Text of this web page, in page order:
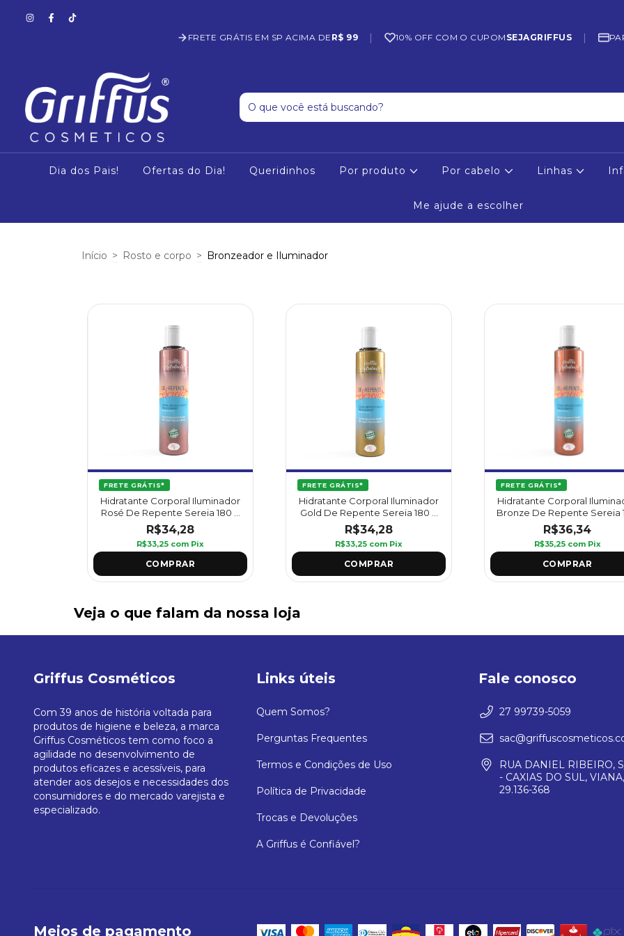
FRETE GRÁTIS EM SP ACIMA DE R$ 99 | 10% OFF COM O CUPOM SEJAGRIFFUS |
Dia dos Pais! Ofertas do Dia! Queridinhos Por produto Por cabelo Linhas
Me ajude a escolher
Início > Rosto e corpo > Bronzeador e Iluminador
FRETE GRÁTIS*
Hidratante Corporal Iluminador
Rosé De Repente Sereia 180 g
- Griffus
R$34,28
R$33,25 com Pix
FRETE GRÁTIS*
Hidratante Corporal Iluminador
Gold De Repente Sereia 180 g
- Griffus
R$34,28
R$33,25 com Pix
FRETE GRÁTIS*
Hidratante Corporal
Bronze De Repente Sereia
g - Griffus
R$36,34
R$35,25 com Pix
Veja o que falam da nossa loja
Griffus Cosméticos
Com 39 anos de história voltada para
produtos de higiene e beleza, a marca
Griffus Cosméticos tem como foco a
agilidade no desenvolvimento de
produtos eficazes e acessíveis, para
atender aos desejos e necessidades dos
consumidores e do mercado varejista e
especializado.
Links úteis
Quem Somos?
Perguntas Frequentes
Termos e Condições de Uso
Política de Privacidade
Trocas e Devoluções
A Griffus é Confiável?
Fale conosco
27 99739-5059
RUA DANIEL RIBEIRO,
- CAXIAS DO SUL,
29.136-368
Meios de pagamento